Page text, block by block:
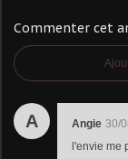
Commenter cet
A Angie 30/
l'envie me